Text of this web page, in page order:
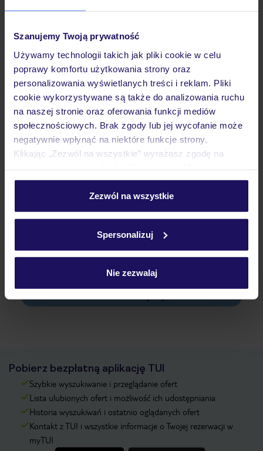
Szanujemy Twoją prywatność
Używamy technologii takich jak pliki cookie w celu
poprawy komfortu użytkowania strony oraz
personalizowania wyświetlanych treści i reklam. Pliki
cookie wykorzystywane są także do analizowania ruchu
na naszej stronie oraz oferowania funkcji mediów
społecznościowych. Brak zgody lub jej wycofanie może
negatywnie wpłynąć na niektóre funkcje strony.
Klikając „Zezwól na wszystkie” wyrażasz zgodę na
personalizować swój wybór wchodząc w zakładkę
Szczegółowe informacje o plikach cookie znajdziesz
Zezwól na wszystkie
Spersonalizuj
Nie zezwalaj
Pokoje
Wyżywienie
Atrakcje
Często zadawane pytania
Jak zmienić uczestników/osobę zgłaszającą?
Czy w Hotelu będzie przedstawiciel TUI?
pokładowe/bilety lotnicze?
Zobacz więcej
Pobierz bezpłatną aplikację TUI
Szybkie wyszukiwanie i przeglądanie ofert
Lista ulubionych ofert i możliwość ich udostępniania
Historia wyszukiwań i ostatnio oglądanych ofert
Kontakt z TUI i wszystkie informacje o Twojej rezerwacji w
myTUI